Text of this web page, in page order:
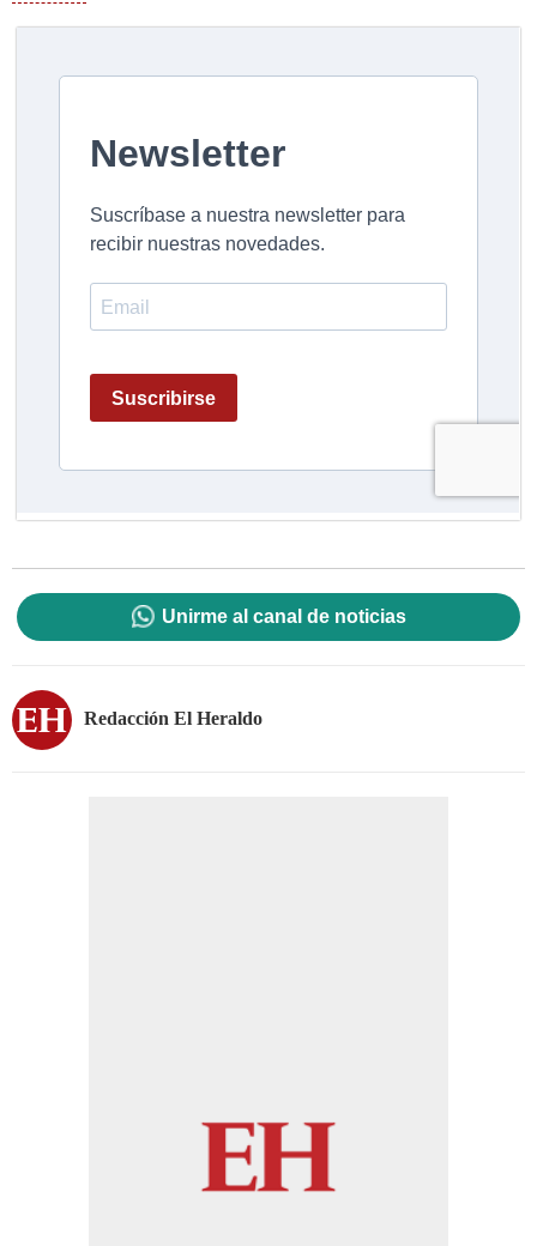
Unirme al canal de noticias
Redacción El Heraldo